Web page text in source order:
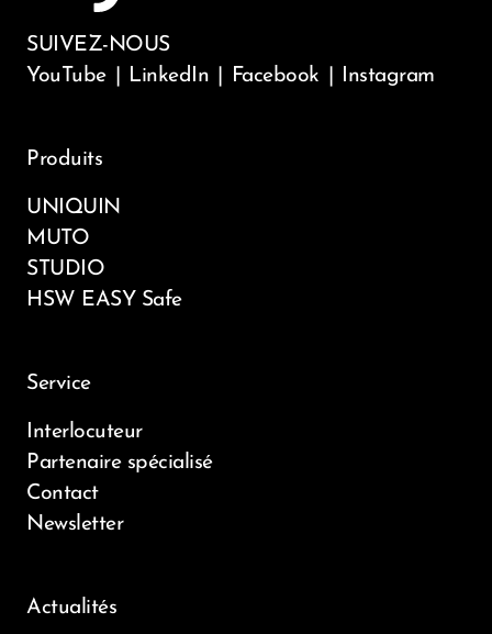
SUIVEZ-NOUS
YouTube
LinkedIn Facebook Instagram
Produits
UNIQUIN
MUTO
STUDIO
HSW EASY Safe
Service
Interlocuteur
Partenaire spécialisé
Contact
Newsletter
Actualités